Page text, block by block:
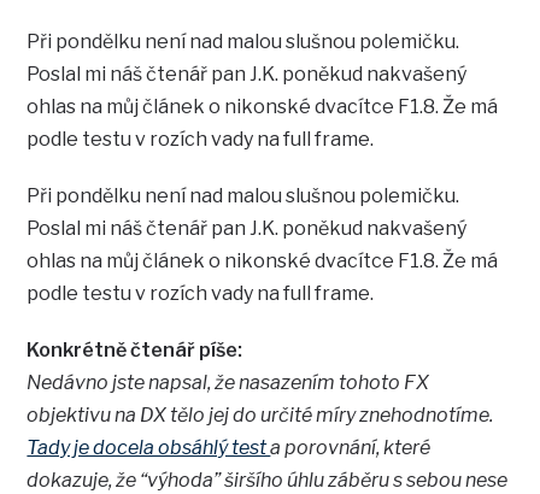
Při pondělku není nad malou slušnou polemičku.
Poslal mi náš čtenář pan J.K. poněkud nakvašený
ohlas na můj článek o nikonské dvacítce F1.8. Že má
podle testu v rozích vady na full frame.
Při pondělku není nad malou slušnou polemičku.
Poslal mi náš čtenář pan J.K. poněkud nakvašený
ohlas na můj článek o nikonské dvacítce F1.8. Že má
podle testu v rozích vady na full frame.
Konkrétně čtenář píše:
Nedávno jste napsal, že nasazením tohoto FX
objektivu na DX tělo jej do určité míry znehodnotíme.
Tady je docela obsáhlý testa porovnání, které
dokazuje, že “výhoda” širšího úhlu záběru s sebou nese